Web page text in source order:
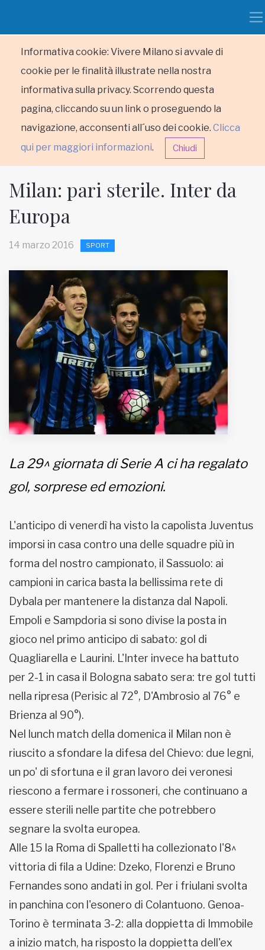
Informativa cookie: Vivere Milano si avvale di
cookie per le finalità illustrate nella nostra
informativa sulla privacy. Scorrendo questa
pagina, cliccando su un link o proseguendo la
navigazione, acconsenti all´uso dei cookie. Clicca
qui per maggiori informazioni. Chiudi
HOME
MUNICIPI
Inviateci le vostre segnalazioni
Iscriviti alla newsletter
www.viveremilano.info
Fondato e diretto da Enzo De
Bernardis
EDB edizioni - Via Brivio angolo C.
Informativa sulla privacy
Milan: pari sterile. Inter da
Europa
14 marzo 2016 SPORT
La 29^ giornata di Serie A ci ha regalato
gol, sorprese ed emozioni.
L'anticipo di venerdì ha visto la capolista Juventus
imporsi in casa contro una delle squadre più in
forma del nostro campionato, il Sassuolo: ai
campioni in carica basta la bellissima rete di
Dybala per mantenere la distanza dal Napoli.
Empoli e Sampdoria si sono divise la posta in
gioco nel primo anticipo di sabato: gol di
Quagliarella e Laurini. L'Inter invece ha battuto
per 2-1 in casa il Bologna sabato sera: tre gol tutti
nella ripresa (Perisic al 72°, D'Ambrosio al 76° e
Brienza al 90°).
Nel lunch match della domenica il Milan non è
riuscito a sfondare la difesa del Chievo: due legni,
un po' di sfortuna e il gran lavoro dei veronesi
riescono a fermare i rossoneri, che continuano a
essere sterili nelle partite che potrebbero
segnare la svolta europea.
Alle 15 la Roma di Spalletti ha collezionato l'8^
vittoria di fila a Udine: Dzeko, Florenzi e Bruno
Fernandes sono andati in gol. Per i friulani svolta
in panchina con l'esonero di Colantuono. Genoa-
Torino è terminata 3-2: alla doppietta di Immobile
a inizio match, ha risposto la doppietta dell'ex